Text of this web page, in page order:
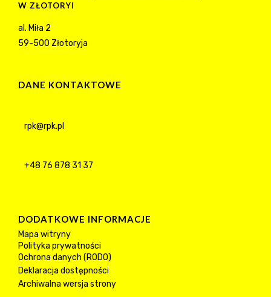
W ZŁOTORYI
al. Miła 2
59-500 Złotoryja
DANE KONTAKTOWE
rpk@rpk.pl
+48 76 878 31 37
DODATKOWE INFORMACJE
Mapa witryny
Polityka prywatności
Ochrona danych (RODO)
Deklaracja dostępności
Archiwalna wersja strony